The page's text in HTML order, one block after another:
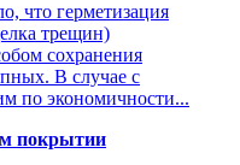
что герметизация
трещин)
сохранения
В случае с
по экономичности...
покрытии